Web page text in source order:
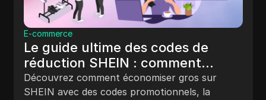
E-commerce
Le guide ultime des codes de
réduction SHEIN : comment
économiser gros en 2025
Découvrez comment économiser gros sur
SHEIN avec des codes promotionnels, la